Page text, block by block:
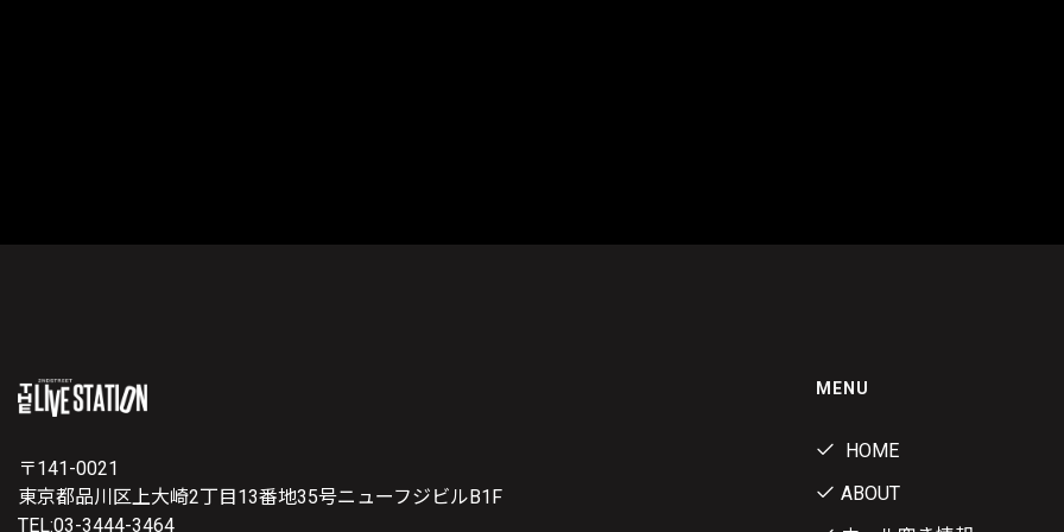
〒141-0021
東京都品川区上大崎2丁目13番地35号ニューフジビルB1F
TEL:03-3444-3464
MENU
HOME
ABOUT